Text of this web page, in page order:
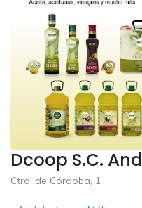
Dcoop S.c. And
Ctra. de Córdoba, 1